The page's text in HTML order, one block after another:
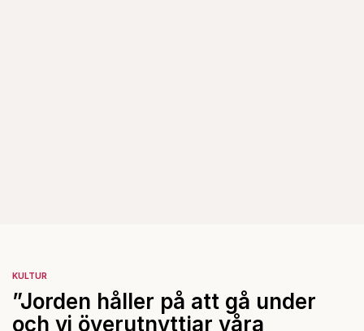
KULTUR
”Jorden håller på att gå under
och vi överutnyttjar våra